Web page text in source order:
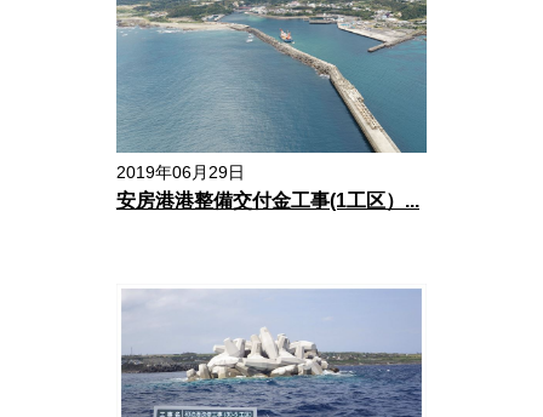
2019年06月29日
安房港港整備交付金工事(1工区）...